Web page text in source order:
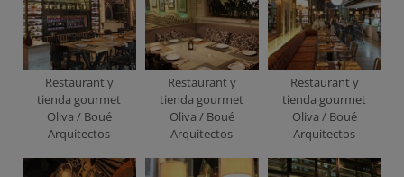
Restaurant y
tienda gourmet
Oliva / Boué
Arquitectos
Restaurant y
tienda gourmet
Oliva / Boué
Arquitectos
Restaurant y
tienda gourmet
Oliva / Boué
Arquitectos